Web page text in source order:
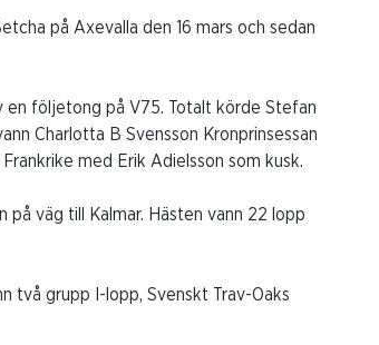
på Axevalla den 16 mars och sedan
en följetong på V75. Totalt körde Stefan
Charlotta B Svensson Kronprinsessan
med Erik Adielsson som kusk.
på väg till Kalmar. Hästen vann 22 lopp
två grupp I-lopp, Svenskt Trav-Oaks